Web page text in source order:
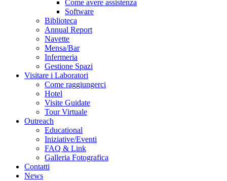
Come avere assistenza
Software
Biblioteca
Annual Report
Navette
Mensa/Bar
Infermeria
Gestione Spazi
Visitare i Laboratori
Come raggiungerci
Hotel
Visite Guidate
Tour Virtuale
Outreach
Educational
Iniziative/Eventi
FAQ & Link
Galleria Fotografica
Contatti
News